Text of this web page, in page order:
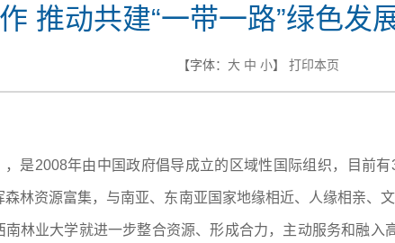
推动共建“一带一路”绿色发
【字体： 大 中 小】 打印本页
是2008年由中国政府倡导成立的区域性国际组织，目前
林资源富集，与南亚、东南亚国家地缘相近、人缘相亲、
林业大学就进一步整合资源、形成合力，主动服务和融入